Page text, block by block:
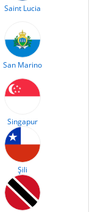
Saint Lucia
San Marino
Singapur
Şili